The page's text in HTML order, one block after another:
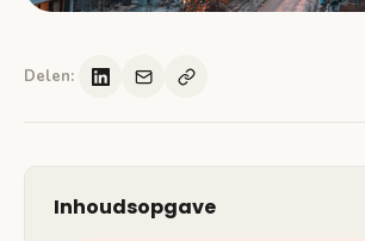
Delen:
Inhoudsopgave